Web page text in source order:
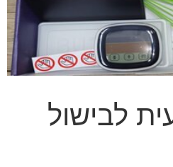
לבישול